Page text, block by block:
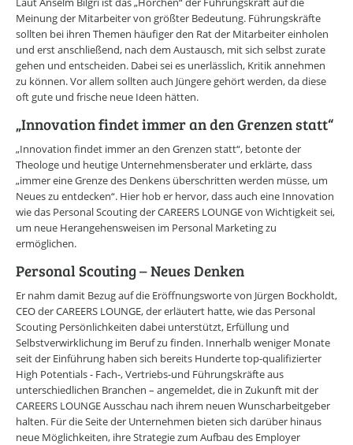
Meinung der Mitarbeiter von größter Bedeutung. Führungskräfte
sollten bei ihren Themen häufiger den Rat der Mitarbeiter einholen
und erst anschließend, nach dem Austausch, mit sich selbst zurate
gehen und entscheiden. Dabei sei es unerlässlich, Kritik annehmen
zu können. Vor allem sollten auch Jüngere gehört werden, da diese
oft gute und frische neue Ideen hätten.
„Innovation findet immer an den Grenzen statt“
„Innovation findet immer an den Grenzen statt“, betonte der
Theologe und heutige Unternehmensberater und erklärte, dass
„immer eine Grenze des Denkens überschritten werden müsse, um
Neues zu entdecken“. Hier hob er hervor, dass auch eine Innovation
wie das Personal Scouting der CAREERS LOUNGE von Wichtigkeit sei,
um neue Herangehensweisen im Personal Marketing zu
ermöglichen.
Personal Scouting – Neues Denken
Er nahm damit Bezug auf die Eröffnungsworte von Jürgen Bockholdt,
CEO der CAREERS LOUNGE, der erläutert hatte, wie das Personal
Scouting Persönlichkeiten dabei unterstützt, Erfüllung und
Selbstverwirklichung im Beruf zu finden. Innerhalb weniger Monate
seit der Einführung haben sich bereits Hunderte top-qualifizierter
High Potentials - Fach-, Vertriebs-und Führungskräfte aus
unterschiedlichen Branchen – angemeldet, die in Zukunft mit der
CAREERS LOUNGE Ausschau nach ihrem neuen Wunscharbeitgeber
halten. Für die Seite der Unternehmen bieten sich darüber hinaus
neue Möglichkeiten, ihre Strategie zum Aufbau des Employer